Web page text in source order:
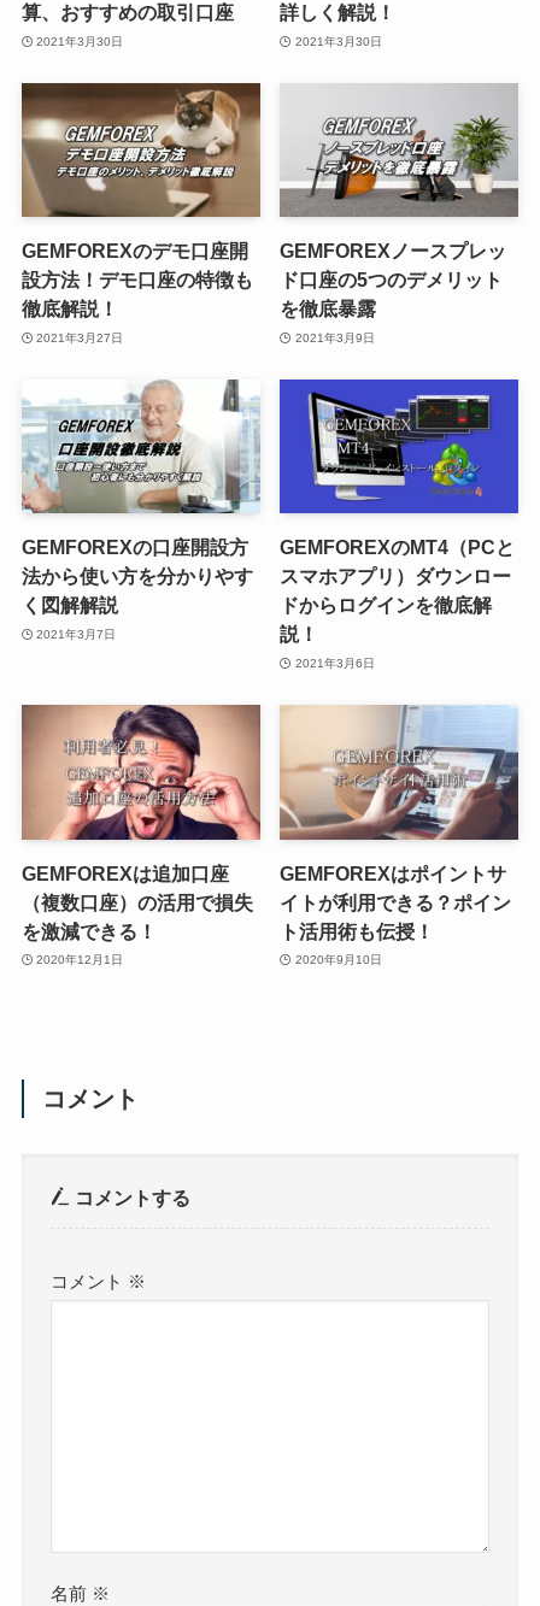
算、おすすめの取引口座
2021年3月30日
詳しく解説！
2021年3月30日
GEMFOREXのデモ口座開
設方法！デモ口座の特徴も
徹底解説！
2021年3月27日
GEMFOREXノースプレッ
ド口座の5つのデメリット
を徹底暴露
2021年3月9日
GEMFOREXの口座開設方
法から使い方を分かりやす
く図解解説
2021年3月7日
GEMFOREXのMT4（PCと
スマホアプリ）ダウンロー
ドからログインを徹底解
説！
2021年3月6日
GEMFOREXは追加口座
（複数口座）の活用で損失
を激減できる！
2020年12月1日
GEMFOREXはポイントサ
イトが利用できる？ポイン
ト活用術も伝授！
2020年9月10日
コメント
コメントする
コメント ※
名前 ※